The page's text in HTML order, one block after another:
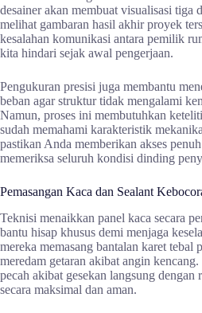
desainer akan membuat visualisasi tiga
melihat gambaran hasil akhir proyek
kesalahan komunikasi antara pemilik
kita hindari sejak awal pengerjaan.
Pengukuran presisi juga membantu
beban agar struktur tidak mengalami
Namun, proses ini membutuhkan
sudah memahami karakteristik
pastikan Anda memberikan akses
memeriksa seluruh kondisi dinding
Pemasangan Kaca dan Sealant
Teknisi menaikkan panel kaca secara
bantu hisap khusus demi menjaga
mereka memasang bantalan karet tebal
meredam getaran akibat angin
pecah akibat gesekan langsung dengan
secara maksimal dan aman.